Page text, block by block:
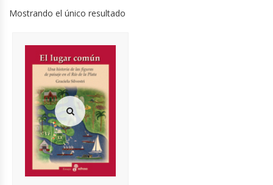
Mostrando el único resultado